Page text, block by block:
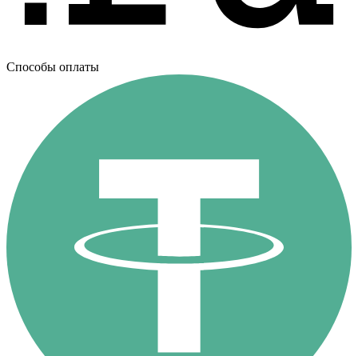
Способы оплаты